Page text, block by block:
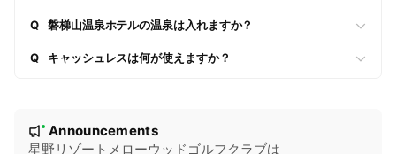
Q 磐梯山温泉ホテルの温泉は入れますか？
Q キャッシュレスは何が使えますか？
New
Announcements
星野リゾートメローウッドゴルフクラブは